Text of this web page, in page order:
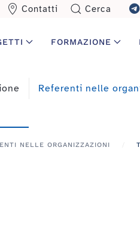
Contatti Cerca
FORMAZIONE
Referenti nelle
NELLE ORGANIZZAZIONI